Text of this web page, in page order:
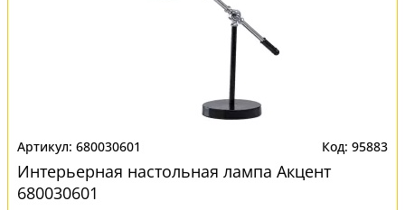
680030601 95883
Интерьерная настольная лампа Акцент
680030601